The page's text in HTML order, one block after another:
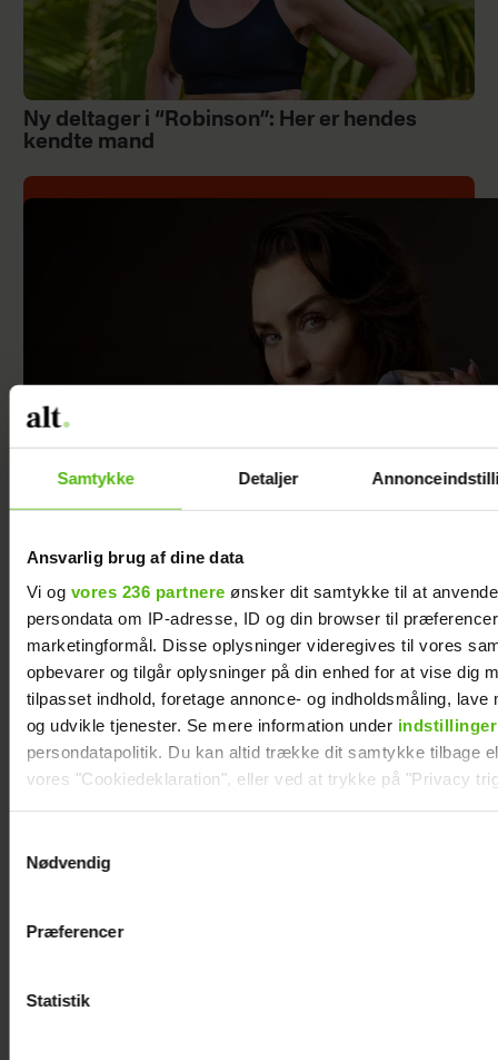
Samtykke Detaljer
Ansvarlig brug af dine data
Vi og vores 236 partnere ønsker dit samtykke til at
persondata om IP-adresse, ID og din browser til
marketingformål. Disse oplysninger videregives til vores
opbevarer og tilgår oplysninger på din enhed for at vise dig
tilpasset indhold, foretage annonce- og indholdsmåling, lave
og udvikle tjenester. Se mere information under indstillinger
persondatapolitik. Du kan altid trække dit samtykke tilbage
vores "Cookiedeklaration", eller ved at trykke på "Privacy
Vi anvender egne cookies og cookies fra tredjeparter til at
generere statistik og huske dine præferencer samt til brug
Nødvendig
Præferencer
Statistik
Ny deltager i “Robinson”: Her er hendes
kendte mand
Szhirley åbner op om
depression: "Jeg var
bare ked af det
konstant"